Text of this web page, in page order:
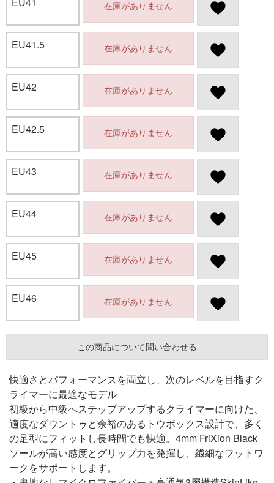
在庫がありません
EU41.5 在庫がありません
EU42 在庫がありません
EU42.5 在庫がありません
EU43 在庫がありません
EU44 在庫がありません
EU45 在庫がありません
EU46 在庫がありません
この商品について問い合わせる
快適さとパフォーマンスを両立し、次のレベルを目指すク
ライマーに最適なモデル
初級から中級へステップアップするクライマーに向けた、
適度なダウントゥと余裕のあるトウボックス設計で、多く
の足型にフィットし長時間でも快適。4mm FriXion Black
ソールが高い感度とグリップ力を発揮し、繊細なフットワ
ークをサポートします。